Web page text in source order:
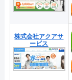
株式会社アクアサ
ービス